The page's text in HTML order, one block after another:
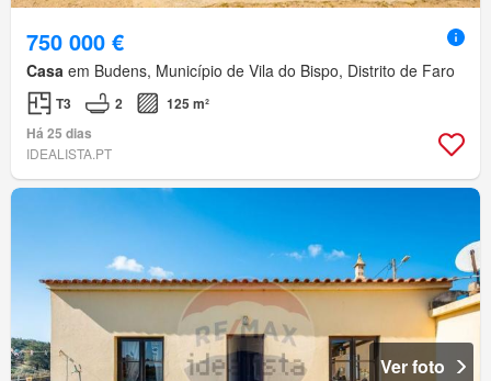
750 000 €
Casa em Budens, Município de Vila do Bispo, Distrito de Faro
T3 2
125 m²
Há 25 dias
IDEALISTA.PT
Ver foto